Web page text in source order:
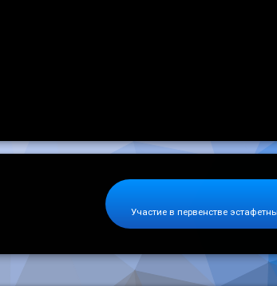
Участие в первенстве